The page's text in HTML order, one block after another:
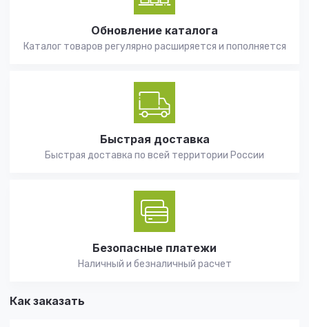
Обновление каталога
Каталог товаров регулярно расширяется и пополняется
Быстрая доставка
Быстрая доставка по всей территории России
Безопасные платежи
Наличный и безналичный расчет
Как заказать